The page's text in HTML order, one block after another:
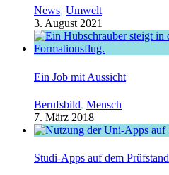
News, Umwelt
3. August 2021
Ein Job mit Aussicht
Berufsbild, Mensch
7. März 2018
Studi-Apps auf dem Prüfstand